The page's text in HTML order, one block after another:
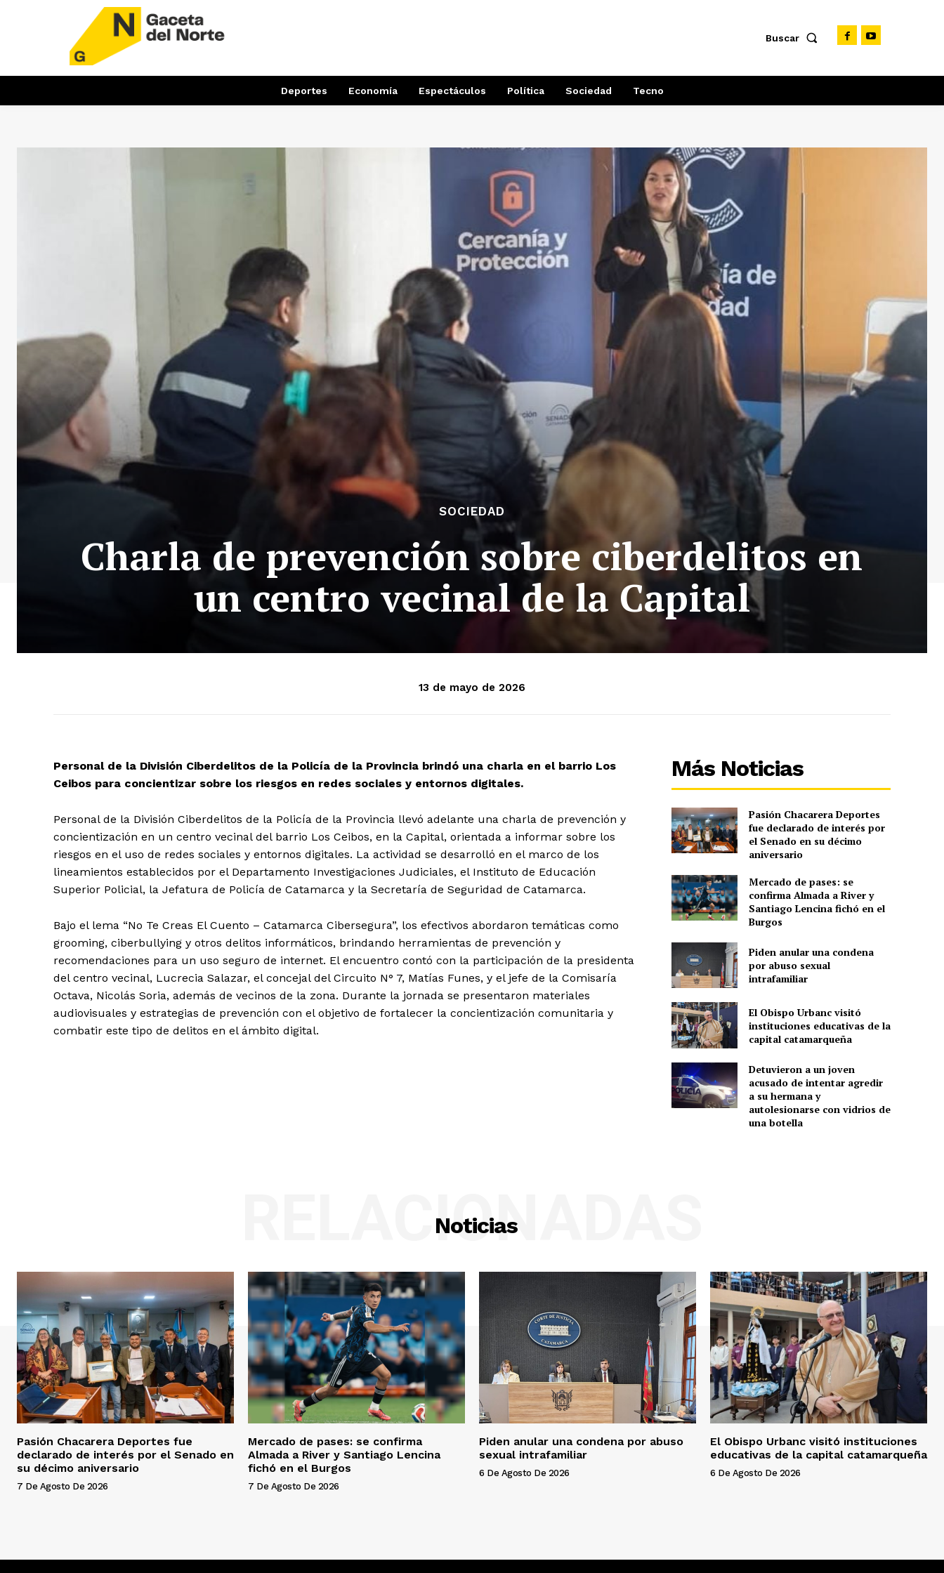
Buscar
Deportes Economía Espectáculos Política Sociedad Tecno
SOCIEDAD
Charla de prevención sobre ciberdelitos en
un centro vecinal de la Capital
13 de mayo de 2026
Personal de la División Ciberdelitos de la Policía de la Provincia brindó una charla en el barrio Los
Ceibos para concientizar sobre los riesgos en redes sociales y entornos digitales.
Personal de la División Ciberdelitos de la Policía de la Provincia llevó adelante una charla de prevención y
concientización en un centro vecinal del barrio Los Ceibos, en la Capital, orientada a informar sobre los
riesgos en el uso de redes sociales y entornos digitales. La actividad se desarrolló en el marco de los
lineamientos establecidos por el Departamento Investigaciones Judiciales, el Instituto de Educación
Superior Policial, la Jefatura de Policía de Catamarca y la Secretaría de Seguridad de Catamarca.
Bajo el lema “No Te Creas El Cuento – Catamarca Cibersegura”, los efectivos abordaron temáticas como
grooming, ciberbullying y otros delitos informáticos, brindando herramientas de prevención y
recomendaciones para un uso seguro de internet. El encuentro contó con la participación de la presidenta
del centro vecinal, Lucrecia Salazar, el concejal del Circuito N° 7, Matías Funes, y el jefe de la Comisaría
Octava, Nicolás Soria, además de vecinos de la zona. Durante la jornada se presentaron materiales
audiovisuales y estrategias de prevención con el objetivo de fortalecer la concientización comunitaria y
combatir este tipo de delitos en el ámbito digital.
Más Noticias
Pasión Chacarera Deportes
fue declarado de interés por
el Senado en su décimo
aniversario
Mercado de pases: se
confirma Almada a River y
Santiago Lencina fichó en el
Burgos
Piden anular una condena
por abuso sexual
intrafamiliar
El Obispo Urbanc visitó
instituciones educativas de la
capital catamarqueña
Detuvieron a un joven
acusado de intentar agredir
a su hermana y
autolesionarse con vidrios de
una botella
Noticias
RELACIONADAS
Pasión Chacarera Deportes fue
declarado de interés por el Senado en
su décimo aniversario
7 De Agosto De 2026
Mercado de pases: se confirma
Almada a River y Santiago Lencina
fichó en el Burgos
7 De Agosto De 2026
Piden anular una condena por abuso
sexual intrafamiliar
6 De Agosto De 2026
El Obispo Urbanc visitó instituciones
educativas de la capital catamarqueña
6 De Agosto De 2026